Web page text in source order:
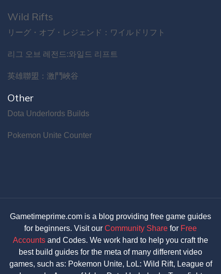
Wild Rifts
リーグ・オブ・レジェンド：ワイルドリフト
리그 오브 레전드:와일드 리프트
英雄聯盟：激鬥峽谷
Other
Dota Underlords Builds
Pokemon Unite Counter
Gametimeprime.com is a blog providing free game guides
for beginners. Visit our Community Share for Free
Accounts and Codes. We work hard to help you craft the
best build guides for the meta of many different video
games, such as: Pokemon Unite, LoL: Wild Rift, League of